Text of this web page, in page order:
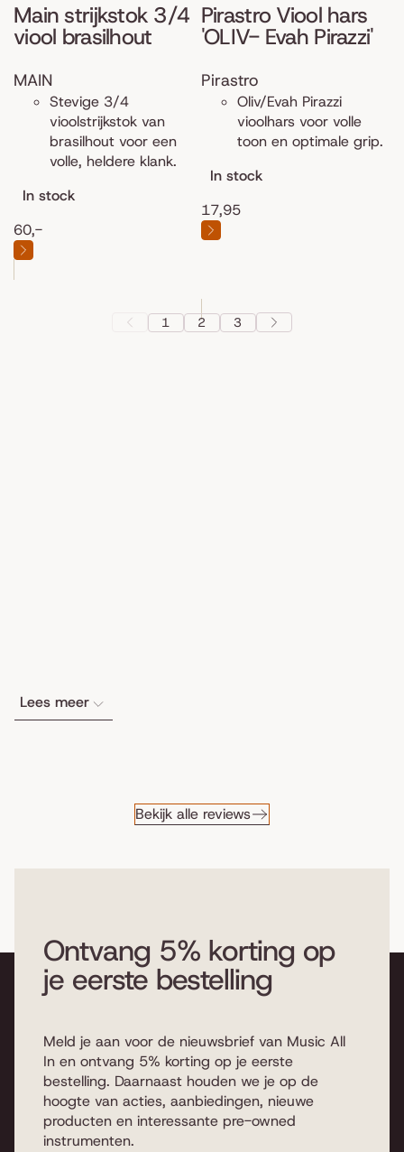
Main strijkstok 3/4
viool brasilhout
MAIN
Stevige 3/4
vioolstrijkstok van
brasilhout voor een
volle, heldere klank.
In stock
60,-
Pirastro Viool hars
'OLIV- Evah Pirazzi'
Pirastro
Oliv/Evah Pirazzi
vioolhars voor volle
toon en optimale grip.
In stock
17,95
1 2 3
Lees meer
Bekijk alle reviews
Ontvang 5% korting op
je eerste bestelling
Meld je aan voor de nieuwsbrief van Music All
In en ontvang 5% korting op je eerste
bestelling. Daarnaast houden we je op de
hoogte van acties, aanbiedingen, nieuwe
producten en interessante pre-owned
instrumenten.